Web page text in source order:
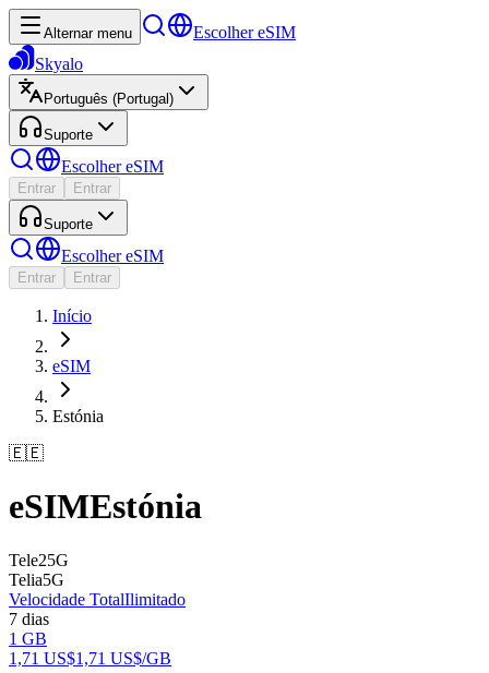
Alternar menu
Escolher eSIM
Skyalo
Português (Portugal)
Suporte
Escolher eSIM
Entrar Entrar
Suporte
Escolher eSIM
Entrar Entrar
Início
eSIM
Estónia
🇪🇪
eSIMEstónia
Tele25G
Telia5G
Velocidade TotalIlimitado
7 dias
1 GB
1,71 US$1,71 US$/GB